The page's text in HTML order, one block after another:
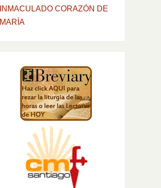
INMACULADO CORAZÓN DE
MARÍA